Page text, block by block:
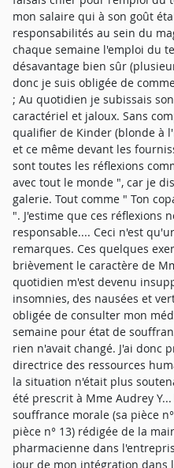
mon salaire qui à son goût
responsabilités au sein du
chaque semaine l'emploi du
désavantage bien sûr
donc je suis obligée de
; Au quotidien je subissais
caractériel et jaloux. Sans
qualifier de Kinder (blonde à
et ce même devant les
sont toutes les réflexions
avec tout le monde ", car je
galerie. Tout comme " Ton
". J'estime que ces réflexions
responsable.... Ceci n'est
remarques. Ces quelques
brièvement le caractère de
quotidien m'est devenu
insomnies, des nausées et
obligée de consulter mon
semaine pour état de
rien n'avait changé. J'ai donc
directrice des ressources
la situation n'était plus
été prescrit à Mme Audrey
souffrance morale (sa pièce
pièce n° 13) rédigée de la
pharmacienne dans
jour de mon intégration dans